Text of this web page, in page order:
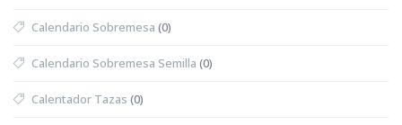
Calendario Sobremesa (0)
Calendario Sobremesa Semilla (0)
Calentador Tazas (0)